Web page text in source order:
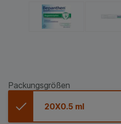
Packungsgrößen
20X0.5 ml